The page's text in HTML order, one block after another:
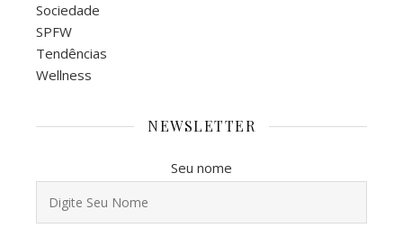
Sociedade
SPFW
Tendências
Wellness
NEWSLETTER
Seu nome